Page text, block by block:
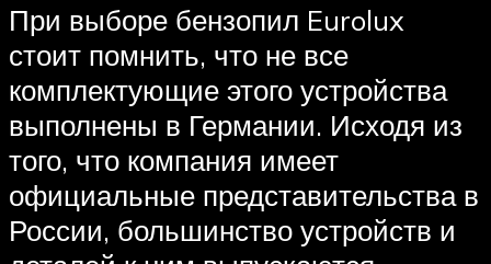
При выборе бензопил Eurolux
стоит помнить, что не все
комплектующие этого устройства
выполнены в Германии. Исходя из
того, что компания имеет
официальные представительства в
России, большинство устройств и